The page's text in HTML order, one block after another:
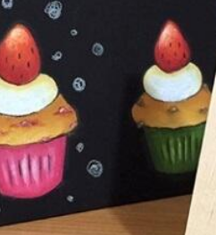
教育
事例